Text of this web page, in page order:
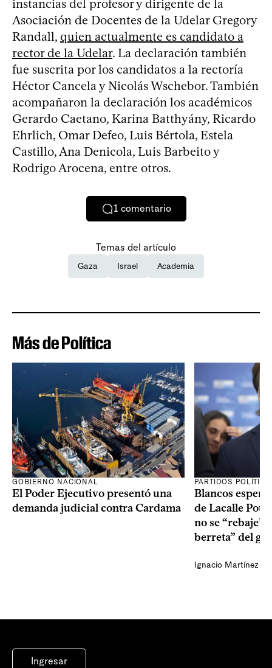
instancias del profesor y dirigente de la
Asociación de Docentes de la Udelar Gregory
Randall, quien actualmente es candidato a
rector de la Udelar. La declaración también
fue suscrita por los candidatos a la rectoría
Héctor Cancela y Nicolás Wschebor. También
acompañaron la declaración los académicos
Gerardo Caetano, Karina Batthyány, Ricardo
Ehrlich, Omar Defeo, Luis Bértola, Estela
Castillo, Ana Denicola, Luis Barbeito y
Rodrigo Arocena, entre otros.
1 comentario
Temas del artículo
Gaza Israel Academia
Más de Política
GOBIERNO NACIONAL
El Poder Ejecutivo presentó una
demanda judicial contra Cardama
PARTIDOS
Blancos
de Lacalle Pou
no se “rebaje”
berreta” del
Ignacio Martínez
Ingresar